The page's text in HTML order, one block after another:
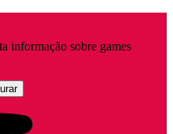
informação sobre games